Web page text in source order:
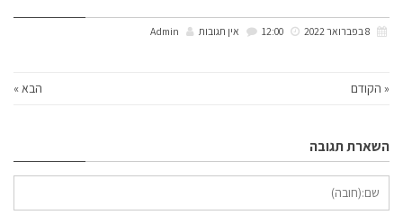
אין תגובות Admin
« הקודם הבא »
השארת תגובה